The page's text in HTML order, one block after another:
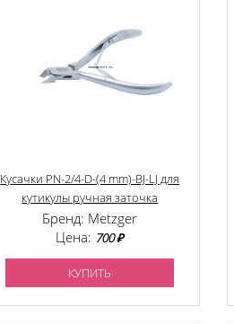
Кусачки PN-2/4-D-(4 mm)-BJ-LJ для
кутикулы ручная заточка
Бренд: Metzger
Цена: 700 ₽
КУПИТЬ